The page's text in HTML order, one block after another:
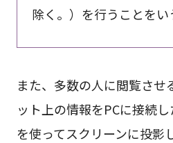
除く。）を行うことをい
また、多数の人に閲覧させ
ット上の情報をPCに接続
を使ってスクリーンに投影